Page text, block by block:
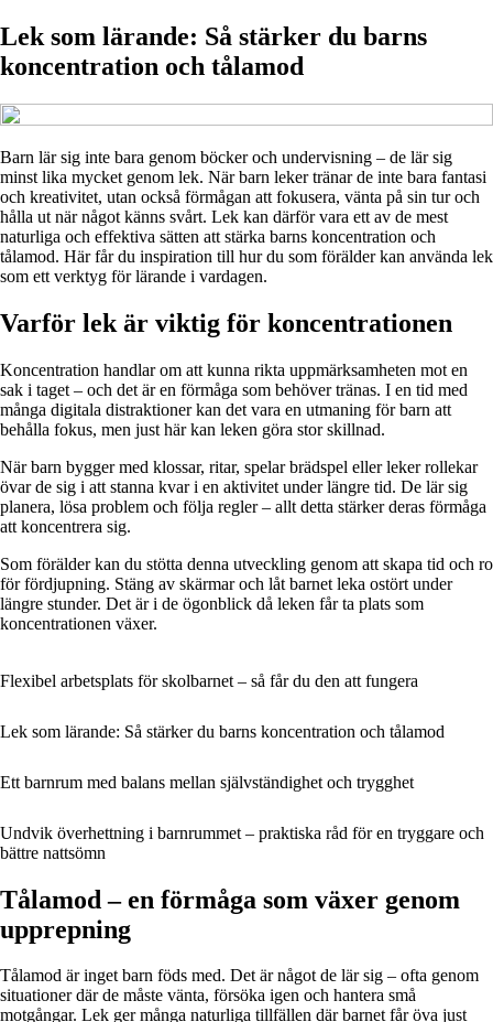
Lek som lärande: Så stärker du barns
koncentration och tålamod
Barn lär sig inte bara genom böcker och undervisning – de lär sig
minst lika mycket genom lek. När barn leker tränar de inte bara fantasi
och kreativitet, utan också förmågan att fokusera, vänta på sin tur och
hålla ut när något känns svårt. Lek kan därför vara ett av de mest
naturliga och effektiva sätten att stärka barns koncentration och
tålamod. Här får du inspiration till hur du som förälder kan använda lek
som ett verktyg för lärande i vardagen.
Varför lek är viktig för koncentrationen
Koncentration handlar om att kunna rikta uppmärksamheten mot en
sak i taget – och det är en förmåga som behöver tränas. I en tid med
många digitala distraktioner kan det vara en utmaning för barn att
behålla fokus, men just här kan leken göra stor skillnad.
När barn bygger med klossar, ritar, spelar brädspel eller leker rollekar
övar de sig i att stanna kvar i en aktivitet under längre tid. De lär sig
planera, lösa problem och följa regler – allt detta stärker deras förmåga
att koncentrera sig.
Som förälder kan du stötta denna utveckling genom att skapa tid och ro
för fördjupning. Stäng av skärmar och låt barnet leka ostört under
längre stunder. Det är i de ögonblick då leken får ta plats som
koncentrationen växer.
Flexibel arbetsplats för skolbarnet – så får du den att fungera
Lek som lärande: Så stärker du barns koncentration och tålamod
Ett barnrum med balans mellan självständighet och trygghet
Undvik överhettning i barnrummet – praktiska råd för en tryggare och
bättre nattsömn
Tålamod – en förmåga som växer genom
upprepning
Tålamod är inget barn föds med. Det är något de lär sig – ofta genom
situationer där de måste vänta, försöka igen och hantera små
motgångar. Lek ger många naturliga tillfällen där barnet får öva just